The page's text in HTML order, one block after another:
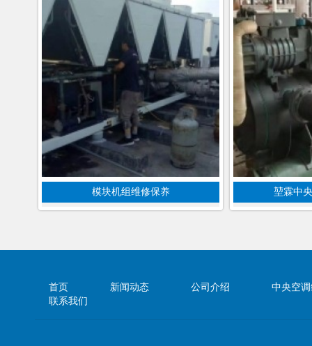
模块机组维修保养 堃霖中
首页 新闻动态 公司介绍
中央空
联系我们